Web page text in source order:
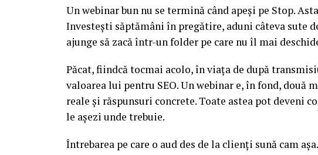
Un webinar bun nu se termină când apeși pe Stop.
Investești săptămâni în pregătire, aduni câteva sute
ajunge să zacă într-un folder pe care nu îl mai
Păcat, fiindcă tocmai acolo, în viața de după
valoarea lui pentru SEO. Un webinar e, în fond, două
reale și răspunsuri concrete. Toate astea pot deveni
le așezi unde trebuie.
Întrebarea pe care o aud des de la clienți sună cam